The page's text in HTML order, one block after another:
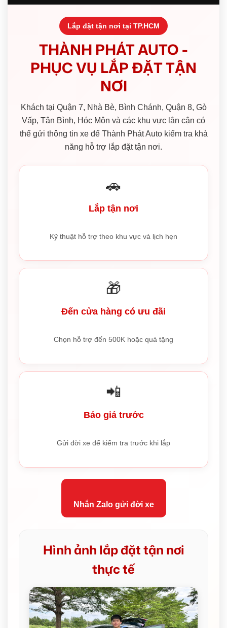
Lắp đặt tận nơi tại TP.HCM
THÀNH PHÁT AUTO -
PHỤC VỤ LẮP ĐẶT TẬN
NƠI
Khách tại Quận 7, Nhà Bè, Bình Chánh, Quận 8, Gò
Vấp, Tân Bình, Hóc Môn và các khu vực lân cận có
thể gửi thông tin xe để Thành Phát Auto kiểm tra khả
năng hỗ trợ lắp đặt tận nơi.
🚗
Lắp tận nơi
Kỹ thuật hỗ trợ theo khu vực và lịch hẹn
🎁
Đến cửa hàng có ưu đãi
Chọn hỗ trợ đến 500K hoặc quà tặng
📲
Báo giá trước
Gửi đời xe để kiểm tra trước khi lắp
Nhắn Zalo gửi đời xe
Hình ảnh lắp đặt tận nơi
thực tế